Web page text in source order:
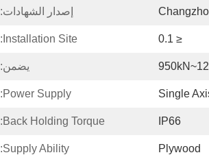
إصدار الشهادات:
≤ 0.1
Installation Site:
12~950kN يضمن:
Single
Power Supply:
IP66
Back Holding Torque:
Plywood
Supply Ability: